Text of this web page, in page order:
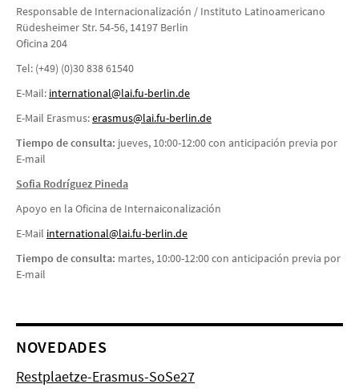
Responsable de Internacionalización / Instituto Latinoamericano
Rüdesheimer Str. 54-56, 14197 Berlin
Oficina 204
Tel: (+49) (0)30 838 61540
E-Mail: international@lai.fu-berlin.de
E-Mail Erasmus:erasmus@lai.fu-berlin.de
Tiempo de consulta: jueves, 10:00-12:00 con anticipación previa por
E-mail
Sofia Rodríguez Pineda
Apoyo en la Oficina de Internaiconalización
E-Mail international@lai.fu-berlin.de
Tiempo de consulta: martes, 10:00-12:00 con anticipación previa por
E-mail
NOVEDADES
Restplaetze-Erasmus-SoSe27